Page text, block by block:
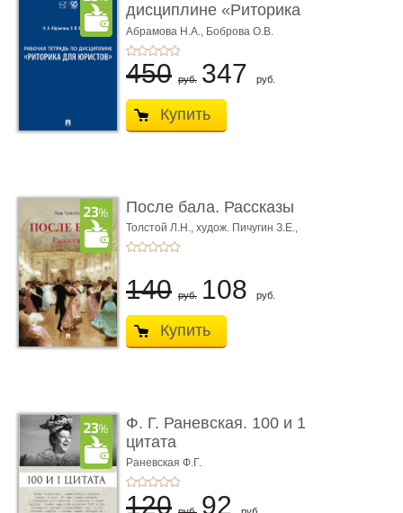
дисциплине «Риторика
для ю� ...
Абрамова Н.А., Боброва О.В.
450 руб. 347 руб.
Купить
После бала. Рассказы
Толстой Л.Н., худож. Пичугин З.Е.,
худож. Лебедев А.И.,
140 руб. 108 руб.
Купить
Ф. Г. Раневская. 100 и 1
цитата
Раневская Ф.Г.
120 92